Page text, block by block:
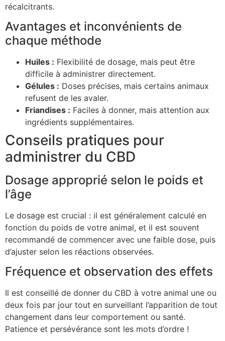
récalcitrants.
Avantages et inconvénients de
chaque méthode
Huiles : Flexibilité de dosage, mais peut être
difficile à administrer directement.
Gélules : Doses précises, mais certains animaux
refusent de les avaler.
Friandises : Faciles à donner, mais attention aux
ingrédients supplémentaires.
Conseils pratiques pour
administrer du CBD
Dosage approprié selon le poids et
l’âge
Le dosage est crucial : il est généralement calculé en
fonction du poids de votre animal, et il est souvent
recommandé de commencer avec une faible dose, puis
d’ajuster selon les réactions observées.
Fréquence et observation des effets
Il est conseillé de donner du CBD à votre animal une ou
deux fois par jour tout en surveillant l’apparition de tout
changement dans leur comportement ou santé.
Patience et persévérance sont les mots d’ordre !